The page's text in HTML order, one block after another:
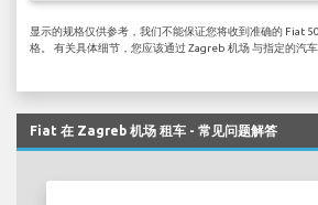
显示的规格仅供参考，我们不能保证您将收到准确的 Fiat
格。 有关具体细节，您应该通过 Zagreb 机场 与指定的汽车
Fiat 在 Zagreb 机场 租车 - 常见问题解答